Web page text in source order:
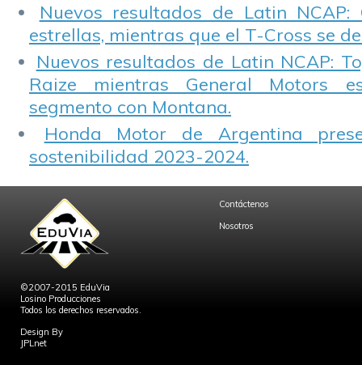
Nuevos resultados de Latin NCAP:
estrellas, mientras que el T-Cross se
Nuevos resultados de Latin NCAP:
Raize mientras General Motors
segmento con Montana.
Honda Motor de Argentina
sostenibilidad 2023-2024.
©2007-2015 EduVia
Losino Producciones
Todos los derechos reservados.
Design By
JPLnet
Contáctenos
Nosotros